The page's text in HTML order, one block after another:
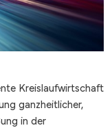
Kreislaufwirtschaft
ganzheitlicher,
in der